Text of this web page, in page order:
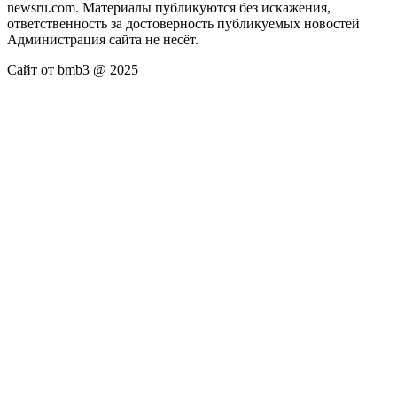
newsru.com. Материалы публикуются без искажения,
ответственность за достоверность публикуемых новостей
Администрация сайта не несёт.
Сайт от bmb3 @ 2025